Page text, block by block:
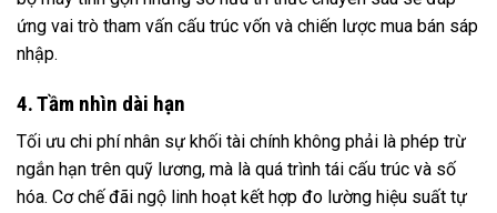
ứng vai trò tham vấn cấu trúc vốn và chiến lược mua bán sáp
nhập.
4. Tầm nhìn dài hạn
Tối ưu chi phí nhân sự khối tài chính không phải là phép trừ
ngắn hạn trên quỹ lương, mà là quá trình tái cấu trúc và số
hóa. Cơ chế đãi ngộ linh hoạt kết hợp đo lường hiệu suất tự